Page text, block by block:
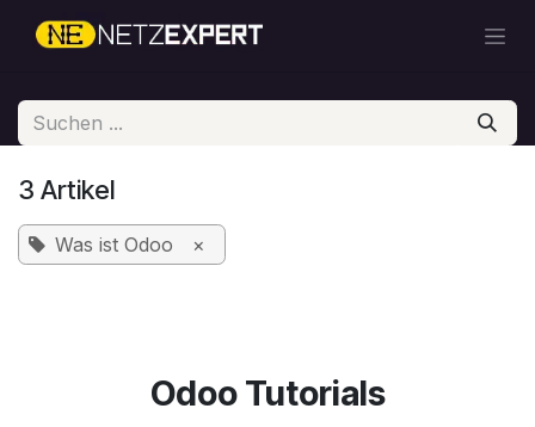
3 Artikel
Was ist Odoo ×
Odoo Tutorials